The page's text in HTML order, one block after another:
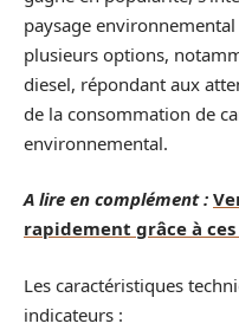
paysage
plusieurs options,
diesel, répondant aux
de la consommation de
environnemental.
A lire en complément :
rapidement grâce à
Les caractéristiques
indicateurs :